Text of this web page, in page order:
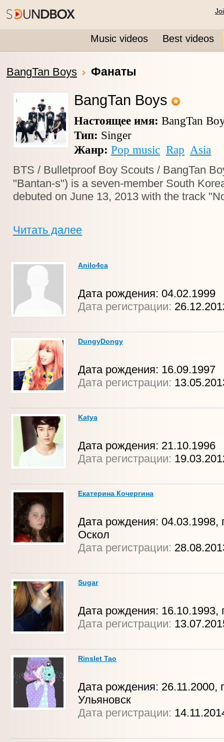
Music videos Best videos
BangTan Boys Фанаты
BangTan Boys
Настоящее имя: BangTan
Тип: Singer
Жанр: Pop music Rap Asia
BTS / Bulletproof Boy Scouts / BangTan
"Bantan-s") is a seven-member South
debuted on June 13, 2013 with the track
Читать далее
Anilo4ca
Дата рождения: 04.02.1999
Дата регистрации:
DungyDongy
Дата рождения: 16.09.1997
Дата регистрации:
Katya
Дата рождения: 21.10.1996
Дата регистрации:
Екатерина Кочергина
Дата рождения: 04.03.1998,
Оскол
Дата регистрации:
Sugar
Дата рождения: 16.10.1993,
Дата регистрации:
Rinslet Tao
Дата рождения: 26.11.2000,
Ульяновск
Дата регистрации: